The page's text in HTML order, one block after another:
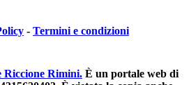
- Termini e condizioni
Riccione Rimini. È un portale web di